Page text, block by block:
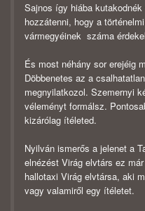
Sajnos így hiába
hozzátenni, hogy a
vármegyéinek száma
És most néhány sor erejéig
Döbbenetes az a
megnyilatkozol. Szemernyi
véleményt formálsz.
kizárólag ítéleted.
Nyilván ismerős a jelenet a
elnézést Virág elvtárs ez
hallotaxi Virág elvtársa, aki
vagy valamiről egy ítéletet.